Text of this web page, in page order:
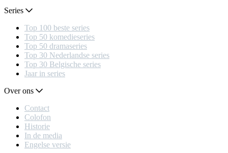
Series
Top 100 beste series
Top 50 komedieseries
Top 50 dramaseries
Top 30 Nederlandse series
Top 30 Belgische series
Jaar in series
Over ons
Contact
Colofon
Historie
In de media
Engelse versie